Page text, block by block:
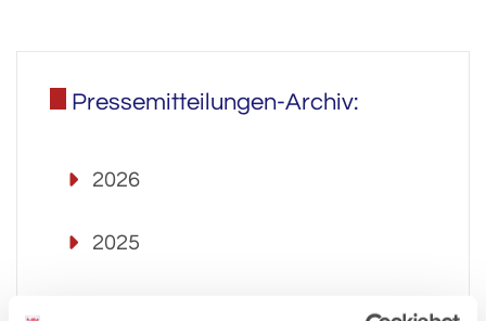
Pressemitteilungen-Archiv:
2026
2025